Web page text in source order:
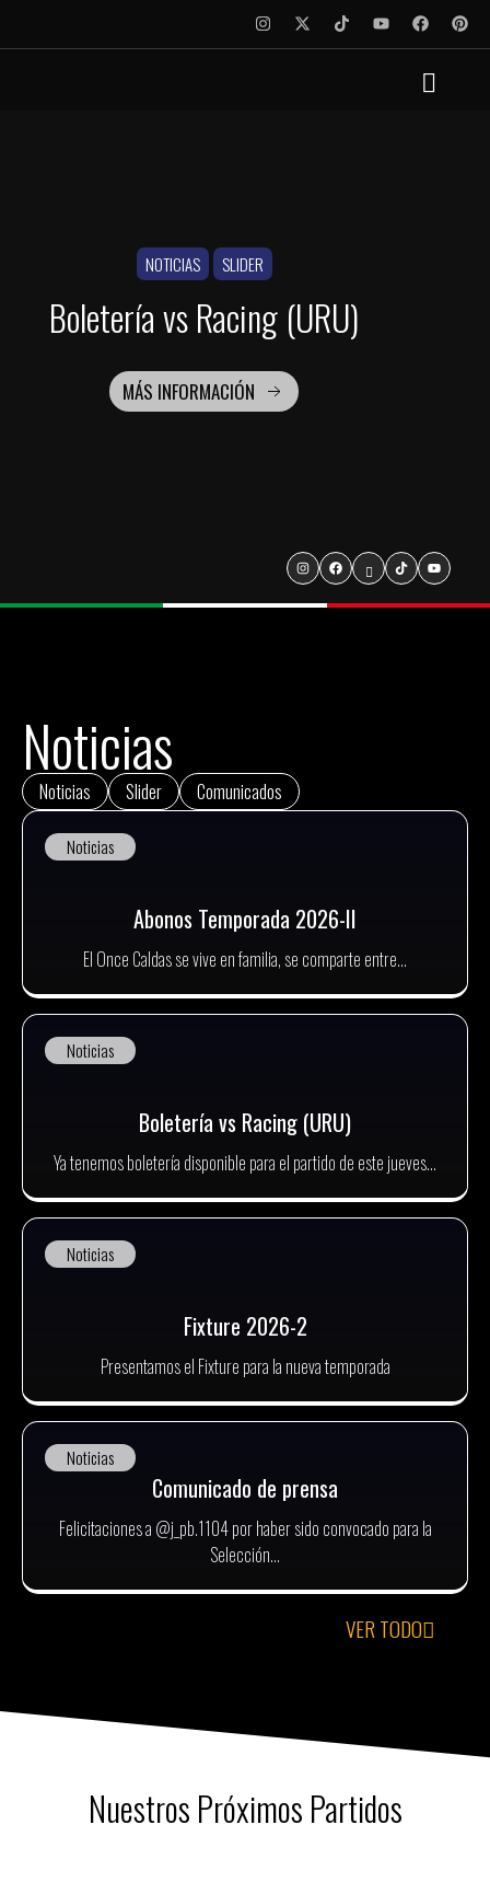
NOTICIAS SLIDER
Boleteríavs Racing (URU)
MÁS INFORMACIÓN
Noticias
Noticias Slider Comunicados
Noticias
Abonos Temporada 2026-II
El Once Caldas se vive en familia, se comparte entre...
Noticias
Boletería vs Racing (URU)
Ya tenemos boletería disponible para el partido de este jueves...
Noticias
Fixture 2026-2
Presentamos el Fixture para la nueva temporada
Noticias
Comunicado de prensa
Felicitaciones a @j_pb.1104 por haber sido convocado para la
Selección...
VER TODO
Nuestros Próximos Partidos